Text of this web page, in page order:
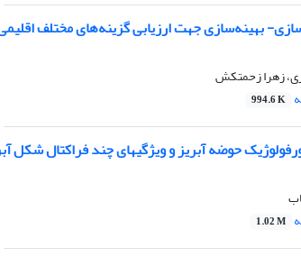
بهینه‌سازی جهت ارزیابی گزینه‌های مختلف
زهرا زحمتکش
994.6 K
حوضه آبریز و ویژگیهای چند فراکتال شکل
1.02 M